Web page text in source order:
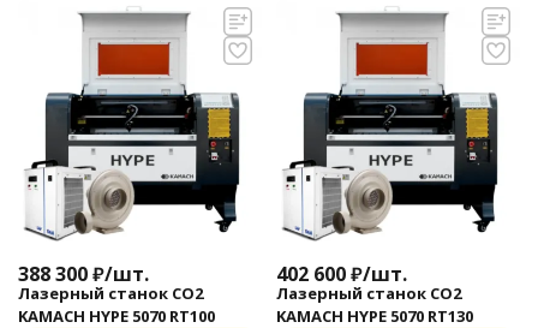
388 300₽/шт.
Лазерный станок CO2
KAMACH HYPE 5070 RT100
402 600₽/шт.
Лазерный станок CO2
KAMACH HYPE 5070 RT130